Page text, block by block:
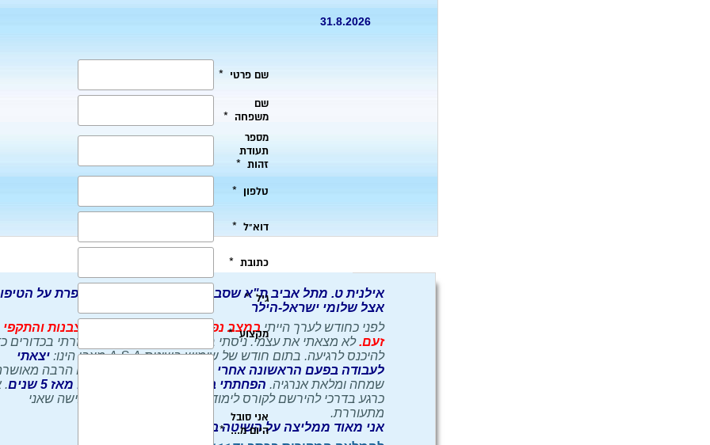
אילנית ט. מתל אביב ת"א שסבלה מעצבנות ועייפות
מספרת על
אצל שלומי ישראל-הילר
לפני כחודש לערך הייתיבמצב נפשי קשה וחוויתי יאוש, עצבנות והתקפי
זעם.לא מצאתי את עצמי. ניסתי בעבר שיטות שונות ואף נעזרתי בכדורים
להיכנס לרגיעה. בתום חודש של שימוש בשיטת A.S.A מצבי הינו:
יצאתי
לעבודה בפעם הראשונה אחרי 12
. מצבי הנפשי היום הרבה
שמחה ומלאת אנרגיה. הפחתתיבכדורים בפעם הראשונה מאז 5 שנים
.
כרגע בדרכי להירשם לקורס לימודי. יש לי מוטיבציה ואני מרגישה שאני
מתעוררת.
אני מאוד ממליצה על השיטה בחום ובאהבה
31.8.2026